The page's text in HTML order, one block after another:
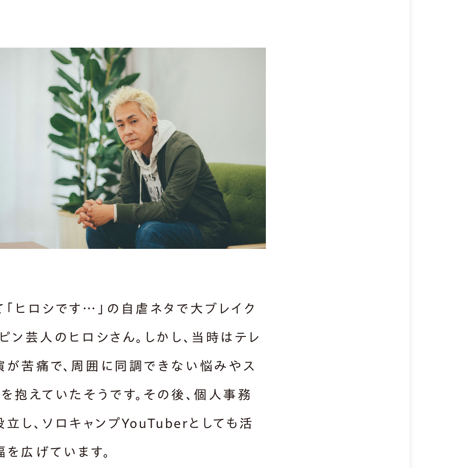
「ヒロシです…」の自虐ネタで大ブレイク
ン芸人のヒロシさん。しかし、当時はテレ
が苦痛で、周囲に同調できない悩みやス
抱えていたそうです。その後、個人事務
立し、ソロキャンプYouTuberとしても活
広げています。